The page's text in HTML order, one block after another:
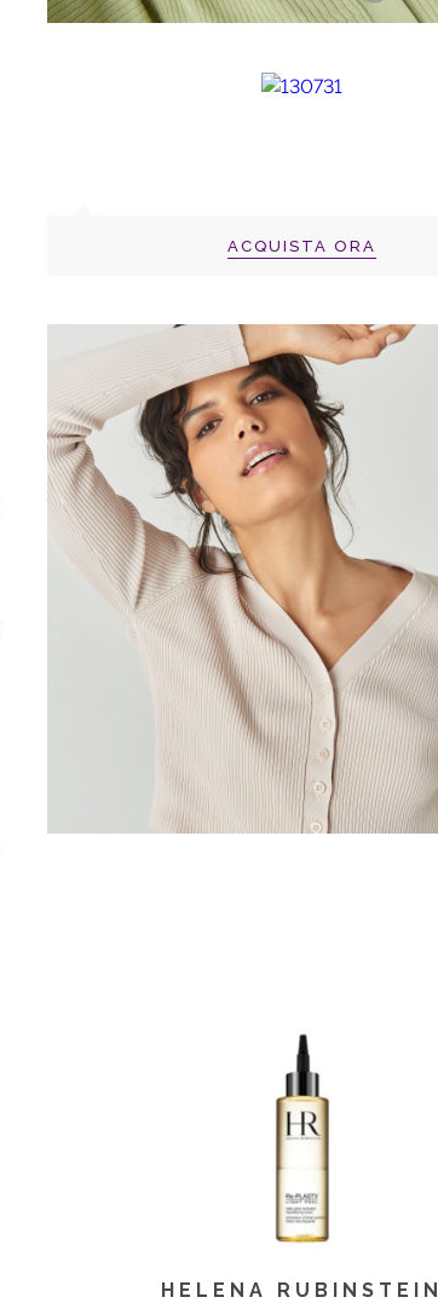
ACQUISTA ORA
HELENA RUBINSTEIN